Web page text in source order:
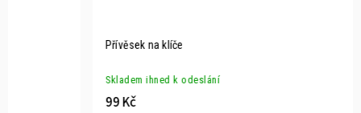
Přívěsek na klíče
Skladem ihned k odeslání
99 Kč